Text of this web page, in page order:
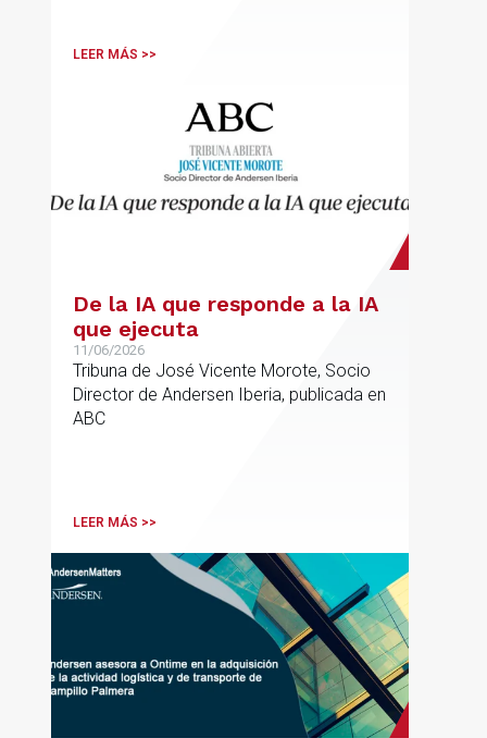
LEER MÁS >>
De la IA que responde a la IA
que ejecuta
11/06/2026
Tribuna de José Vicente Morote, Socio
Director de Andersen Iberia, publicada en
ABC
LEER MÁS >>